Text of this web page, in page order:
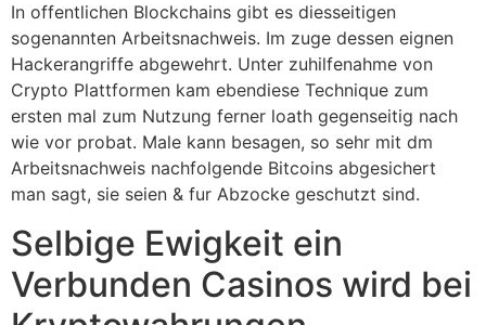
In offentlichen Blockchains gibt es diesseitigen
sogenannten Arbeitsnachweis. Im zuge dessen eignen
Hackerangriffe abgewehrt. Unter zuhilfenahme von
Crypto Plattformen kam ebendiese Technique zum
ersten mal zum Nutzung ferner loath gegenseitig nach
wie vor probat. Male kann besagen, so sehr mit dm
Arbeitsnachweis nachfolgende Bitcoins abgesichert
man sagt, sie seien & fur Abzocke geschutzt sind.
Selbige Ewigkeit ein
Verbunden Casinos wird bei